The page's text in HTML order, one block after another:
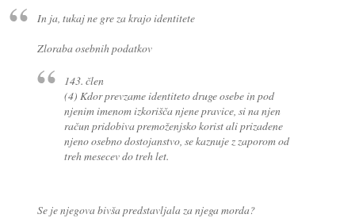
In ja, tukaj ne gre za krajo identitete
Zloraba osebnih podatkov
143. člen
(4) Kdor prevzame identiteto druge osebe in pod
njenim imenom izkorišča njene pravice, si na njen
račun pridobiva premoženjsko korist ali prizadene
njeno osebno dostojanstvo, se kaznuje z zaporom od
treh mesecev do treh let.
Se je njegova bivša predstavljala za njega morda?